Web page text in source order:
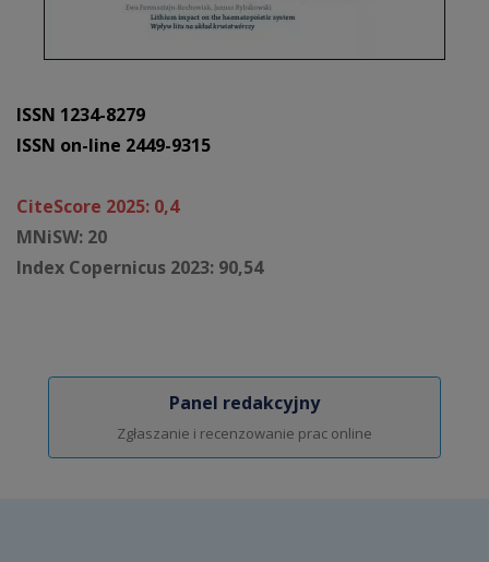
ISSN 1234-8279
ISSN on-line 2449-9315
CiteScore 2025: 0,4
MNiSW: 20
Index Copernicus 2023: 90,54
Panel redakcyjny
Zgłaszanie i recenzowanie prac online